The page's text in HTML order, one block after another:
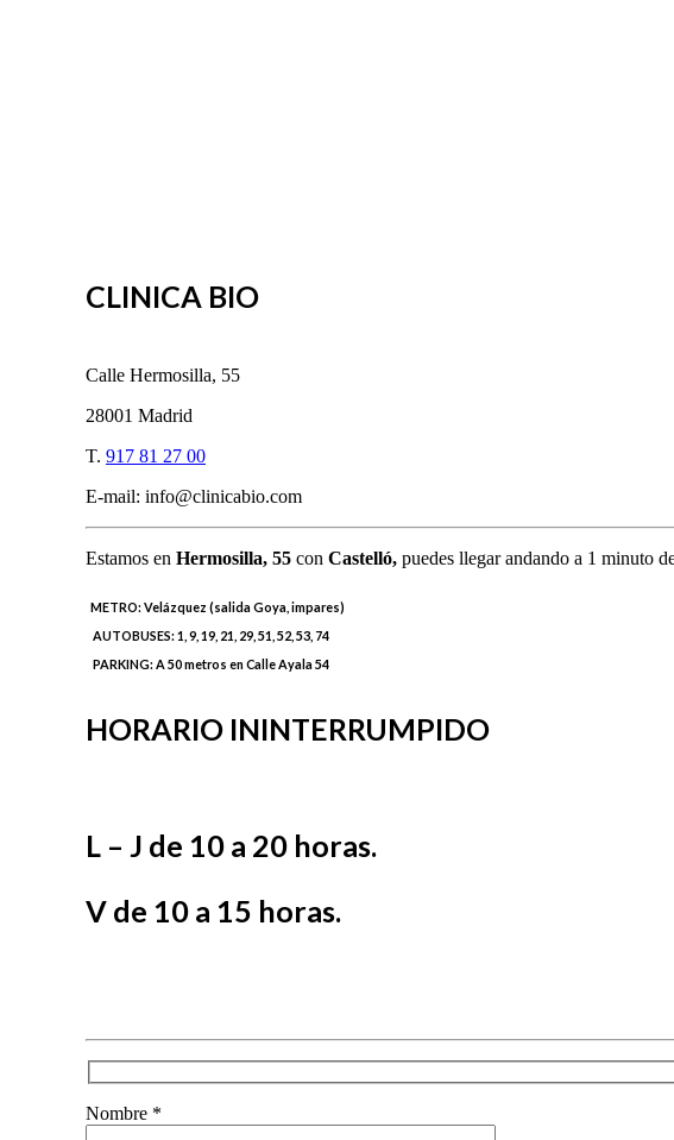
CLINICA BIO
Calle Hermosilla, 55
28001 Madrid
T. 917 81 27 00
E-mail: info@clinicabio.com
Estamos en Hermosilla, 55 con Castelló, puedes llegar andando a 1 minuto
METRO:Velázquez (salida Goya, impares)
AUTOBUSES:1, 9, 19, 21, 29, 51, 52, 53, 74
PARKING: A 50 metros en Calle Ayala 54
HORARIO ININTERRUMPIDO
L – J de 10 a 20 horas.
V de 10 a 15 horas.
Nombre *